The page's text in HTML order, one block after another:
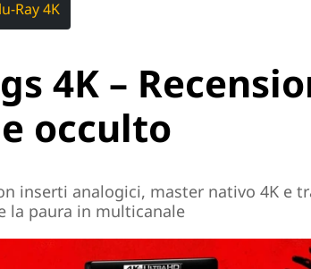
Ray 4K
4K –
occulto
inserti analogici, master nativo 4K e
la paura in multicanale